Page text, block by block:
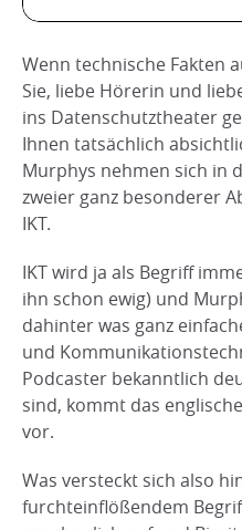
Wenn technische Fakten
Sie, liebe Hörerin und
ins Datenschutztheater
Ihnen tatsächlich
Murphys nehmen sich in
zweier ganz besonderer
IKT.
IKT wird ja als Begriff
ihn schon ewig) und
dahinter was ganz
und
Podcaster bekanntlich
sind, kommt das
vor.
Was versteckt sich also
furchteinflößendem